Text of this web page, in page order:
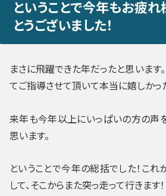
ということで今年もお疲れ
とうございました！
まさに飛躍できた年だったと思います
てご指導させて頂いて本当に嬉しかっ
来年も今年以上にいっぱいの方の声
思います。
ということで今年の総括でした！これ
して、そこからまた突っ走って行きます！